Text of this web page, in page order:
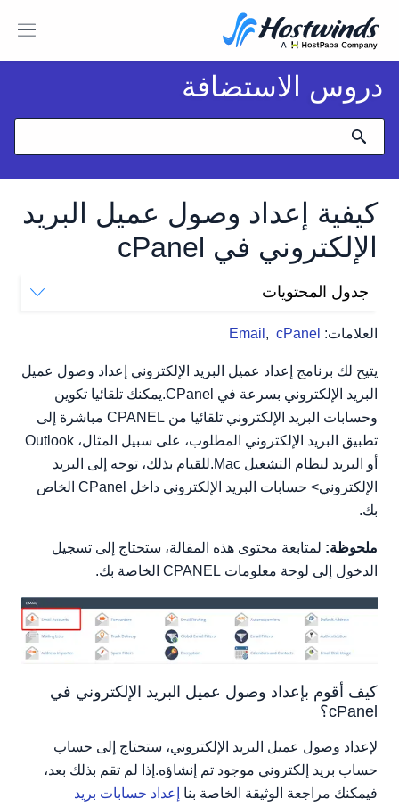
دروس الاستضافة
كيفية إعداد وصول عميل البريد
الإلكتروني في cPanel
العلامات: Email , cPanel
جدول المحتويات
يتيح لك برنامج إعداد عميل البريد الإلكتروني إعداد وصول عميل
البريد الإلكتروني بسرعة في CPanel.يمكنك تلقائيا تكوين
وحسابات البريد الإلكتروني تلقائيا من CPANEL مباشرة إلى
تطبيق البريد الإلكتروني المطلوب، على سبيل المثال، Outlook
أو البريد لنظام التشغيل Mac.للقيام بذلك، توجه إلى البريد
الإلكتروني> حسابات البريد الإلكتروني داخل CPanel الخاص
بك.
ملحوظة: لمتابعة محتوى هذه المقالة، ستحتاج إلى تسجيل
الدخول إلى لوحة معلومات CPANEL الخاصة بك.
كيف أقوم بإعداد وصول عميل البريد الإلكتروني في
cPanel؟
لإعداد وصول عميل البريد الإلكتروني، ستحتاج إلى حساب
حساب بريد إلكتروني موجود تم إنشاؤه.إذا لم تقم بذلك بعد،
فيمكنك مراجعة الوثيقة الخاصة بنا
إعداد حسابات بريد